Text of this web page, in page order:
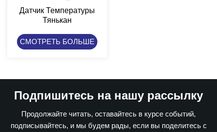
Датчик Температуры
Тянькан
СМОТРЕТЬ БОЛЬШЕ
Подпишитесь на нашу рассылку
Продолжайте читать, оставайтесь в курсе событий,
подписывайтесь, и мы будем рады, если вы поделитесь с